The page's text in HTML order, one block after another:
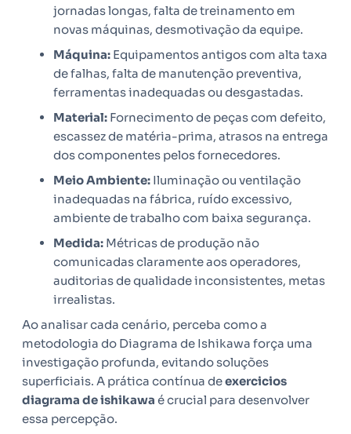
jornadas longas, falta de treinamento em
novas máquinas, desmotivação da equipe.
Máquina: Equipamentos antigos com alta taxa
de falhas, falta de manutenção preventiva,
ferramentas inadequadas ou desgastadas.
Material: Fornecimento de peças com defeito,
escassez de matéria-prima, atrasos na entrega
dos componentes pelos fornecedores.
Meio Ambiente: Iluminação ou ventilação
inadequadas na fábrica, ruído excessivo,
ambiente de trabalho com baixa segurança.
Medida: Métricas de produção não
comunicadas claramente aos operadores,
auditorias de qualidade inconsistentes, metas
irrealistas.
Ao analisar cada cenário, perceba como a
metodologia do Diagrama de Ishikawa força uma
investigação profunda, evitando soluções
superficiais. A prática contínua deexercicios
diagrama de ishikawa é crucial para desenvolver
essa percepção.